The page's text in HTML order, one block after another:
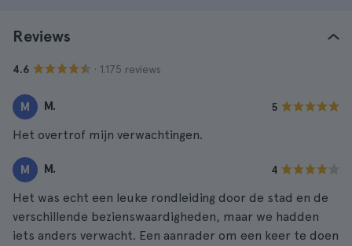
Reviews
4.6 · 1.175 reviews
M M. 5
Het overtrof mijn verwachtingen.
M M. 4
Het was echt een leuke rondleiding door de stad en de
verschillende bezienswaardigheden, maar we hadden
iets anders verwacht. Een aanrader om een keer te doen